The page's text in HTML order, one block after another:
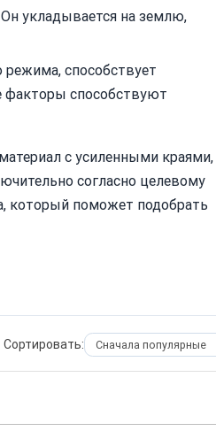
укладывается на землю,
способствует
факторы способствуют
с усиленными краями,
согласно целевому
который поможет подобрать
Сортировать: